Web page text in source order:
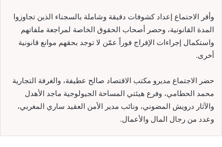
وأقر الاجتماع إعداد كشوفات دقيقة وشاملة بالسجناء الذين تجاوزوا
المدة القانونية، وحصر أصحاب الحقوق الخاصة لمراجعة ملفاتهم
واستكمال إجراءات الإفراج فوراً عمّن لا توجد بحقهم موانع قانونية
أخرى.
حضر الاجتماع مديرو مكتب الاقتصاد صالح عطيفة، والغرفة التجارية
محمد الحطامي، وفرع هيئتي المساحة الجيولوجية ماجد الأهدل
والآثار درويش المضوني، ونائب مدير الأمن العقيد ساري المغربي،
وعدد من رجال المال والأعمال.